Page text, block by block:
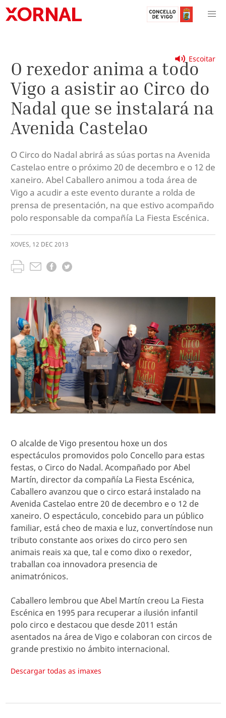
Escoitar
O rexedor anima a todo
Vigo a asistir ao Circo do
Nadal que se instalará na
Avenida Castelao
O Circo do Nadal abrirá as súas portas na Avenida
Castelao entre o próximo 20 de decembro e o 12 de
xaneiro. Abel Caballero animou a toda área de
Vigo a acudir a este evento durante a rolda de
prensa de presentación, na que estivo acompañdo
polo responsable da compañía La Fiesta Escénica.
XOVES, 12 DEC 2013
O alcalde de Vigo presentou hoxe un dos
espectáculos promovidos polo Concello para estas
festas, o Circo do Nadal. Acompañado por Abel
Martín, director da compañía La Fiesta Escénica,
Caballero avanzou que o circo estará instalado na
Avenida Castelao entre 20 de decembro e o 12 de
xaneiro. O espectáculo, concebido para un público
familiar, está cheo de maxia e luz, convertíndose nun
tributo constante aos orixes do circo pero sen
animais reais xa que, tal e como dixo o rexedor,
traballan coa innovadora presencia de
animatrónicos.
Caballero lembrou que Abel Martín creou La Fiesta
Escénica en 1995 para recuperar a ilusión infantil
polo circo e destacou que desde 2011 están
asentados na área de Vigo e colaboran con circos de
grande prestixio no ámbito internacional.
Descargar todas as imaxes